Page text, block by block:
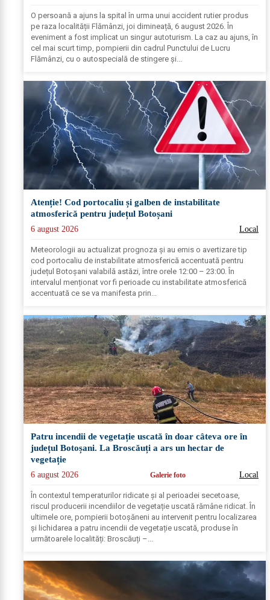
O persoană a ajuns la spital în urma unui accident rutier produs
pe raza localității Flămânzi, joi dimineață, 6 august 2026. În
eveniment a fost implicat un singur autoturism. La caz au ajuns, în
cel mai scurt timp, pompierii din cadrul Punctului de Lucru
Flămânzi, cu o autospecială de stingere și...
Atenție! Cod portocaliu și galben de instabilitate
atmosferică pentru județul Botoșani
6 august 2026 Local
Meteorologii au actualizat prognoza și au emis o avertizare tip
cod portocaliu de instabilitate atmosferică accentuată pentru
județul Botoșani valabilă astăzi, între orele 12:00 – 23:00. În
intervalul menționat vor fi perioade cu instabilitate atmosferică
accentuată ce se va manifesta prin...
Patru incendii de vegetație uscată în doar câteva ore în
județul Botoșani. La Broscăuți a ars un hectar de
vegetație
6 august 2026 Galerie foto Local
În contextul temperaturilor ridicate și al perioadei secetoase,
riscul producerii incendiilor de vegetație uscată rămâne ridicat. În
ultimele ore, pompierii botoșăneni au intervenit pentru localizarea
și lichidarea a patru incendii de vegetație uscată, produse în
următoarele localități: Broscăuți –...